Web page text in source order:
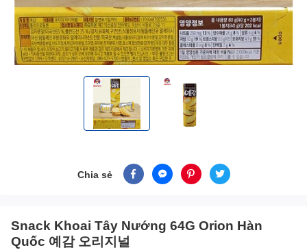
Chia sẻ
Snack Khoai Tây Nướng 64G Orion Hàn
Quốc 예감 오리지널